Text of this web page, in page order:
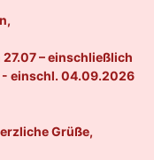
– einschließlich
- einschl. 04.09.2026
Grüße,